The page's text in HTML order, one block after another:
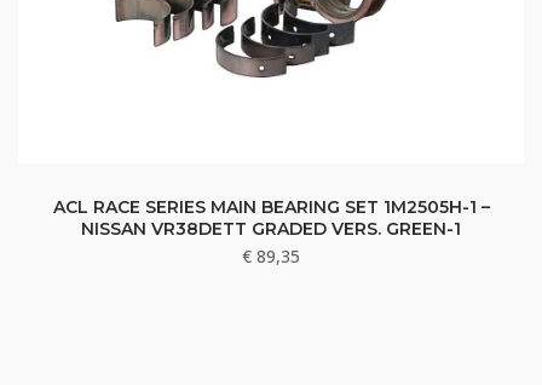
ACL RACE SERIES MAIN BEARING SET 1M2505H-1 –
NISSAN VR38DETT GRADED VERS. GREEN-1
€ 89,35